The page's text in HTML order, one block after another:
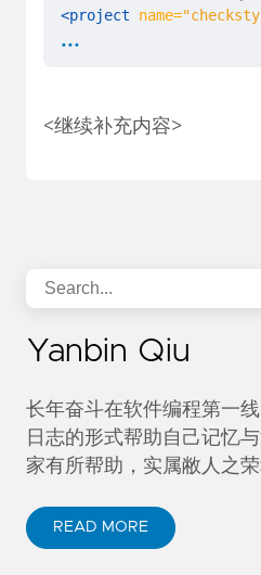
<project
name=
<!-- 源代码的目录
<!-- 使用SUN的代码规
<property name=
<property
<property
name=
<!-- 定义发送邮件列
<property name=
<tstamp/>
</target>
...
<继续补充内容>
Yanbin Qiu
长年奋斗在软件编程第一
日志的形式帮助自己记忆
家有所帮助，实属敝人之荣
READ MORE